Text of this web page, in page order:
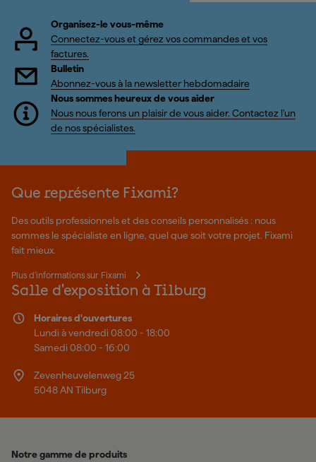
Organisez-le vous-même
Connectez-vous et gérez vos commandes et vos
factures.
Bulletin
Abonnez-vous à la newsletter hebdomadaire
Nous sommes heureux de vous aider
Nous nous ferons un plaisir de vous aider. Contactez l'un
de nos spécialistes.
Que représente Fixami?
Des outils professionnels et des conseils personnalisés : nous
sommes le spécialiste en ligne, quel que soit votre projet. Fixami
fait mieux.
Plus d'informations sur Fixami
Salle d'exposition à Tilburg
Horaires d'ouvertures
Lundi à vendredi 08:00 - 18:00
Samedi 08:00 - 16:00
Zevenheuvelenweg 25
5048 AN Tilburg
Notre gamme de produits